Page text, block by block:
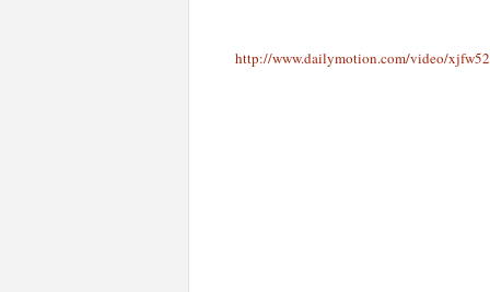
http://www.dailymotion.com/video/xjfw52